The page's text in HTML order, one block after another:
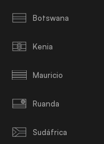
Botswana
Kenia
Mauricio
Ruanda
Sudáfrica